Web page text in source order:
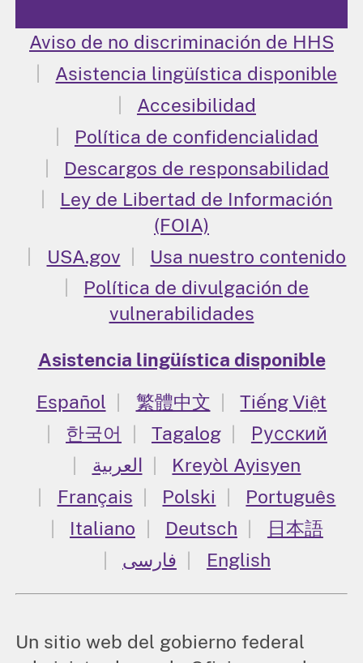
Aviso de no discriminación de HHS
Asistencia lingüística disponible
Accesibilidad
Política de confidencialidad
Descargos de responsabilidad
Ley de Libertad de Información
(FOIA)
USA.gov
Usa nuestro contenido
Política de divulgación de
vulnerabilidades
Asistencia lingüística disponible
Español
繁體中文
Tiếng Việt
한국어
Tagalog
Русский
العربية
Kreyòl Ayisyen
Français
Polski
Português
Italiano
Deutsch
日本語
فارسی
English
Un sitio web del gobierno federal